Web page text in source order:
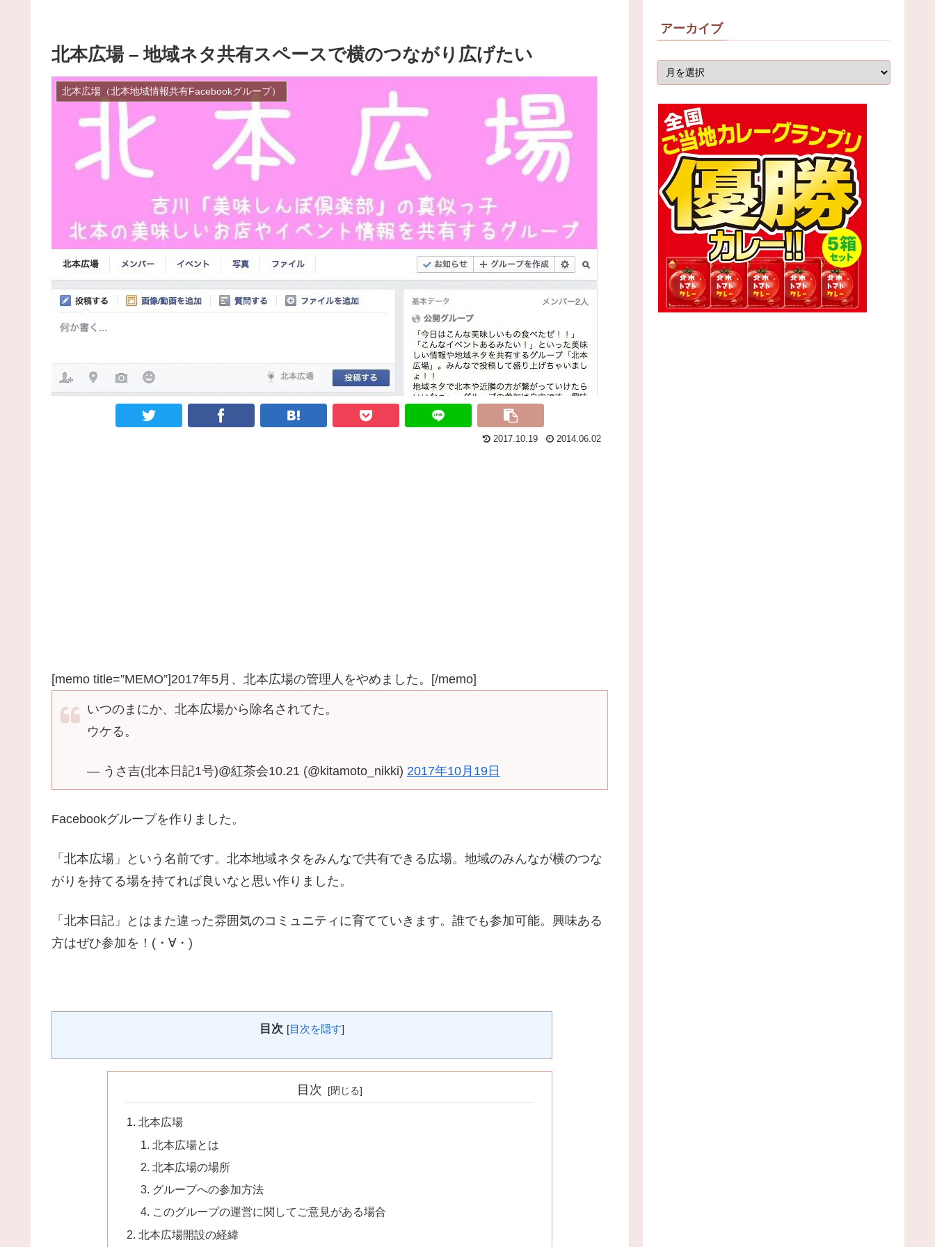
北本広場 – 地域ネタ共有スペースで横のつながり広げたい
北本広場（北本地域情報共有Facebookグループ）
2017.10.19 2014.06.02
[memo title=”MEMO”]2017年5月、北本広場の管理人をやめました。[/memo]
いつのまにか、北本広場から除名されてた。
ウケる。
— うさ吉(北本日記1号)@紅茶会10.21 (@kitamoto_nikki) 2017年10月19日
Facebookグループを作りました。
「北本広場」という名前です。北本地域ネタをみんなで共有できる広場。地域のみんなが横のつな
がりを持てる場を持てれば良いなと思い作りました。
「北本日記」とはまた違った雰囲気のコミュニティに育てていきます。誰でも参加可能。興味ある
方はぜひ参加を！(・∀・)
目次 [目次を隠す]
目次
北本広場
北本広場とは
北本広場の場所
グループへの参加方法
このグループの運営に関してご意見がある場合
北本広場開設の経緯
アーカイブ